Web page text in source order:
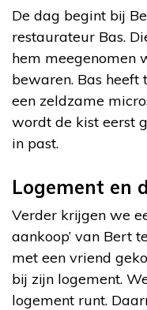
De dag begint bij
restaurateur Bas.
hem meegenomen
bewaren. Bas heeft
een zeldzame
wordt de kist eerst
in past.
Logement en
Verder krijgen we
aankoop’ van Bert
met een vriend
bij zijn logement.
logement runt.